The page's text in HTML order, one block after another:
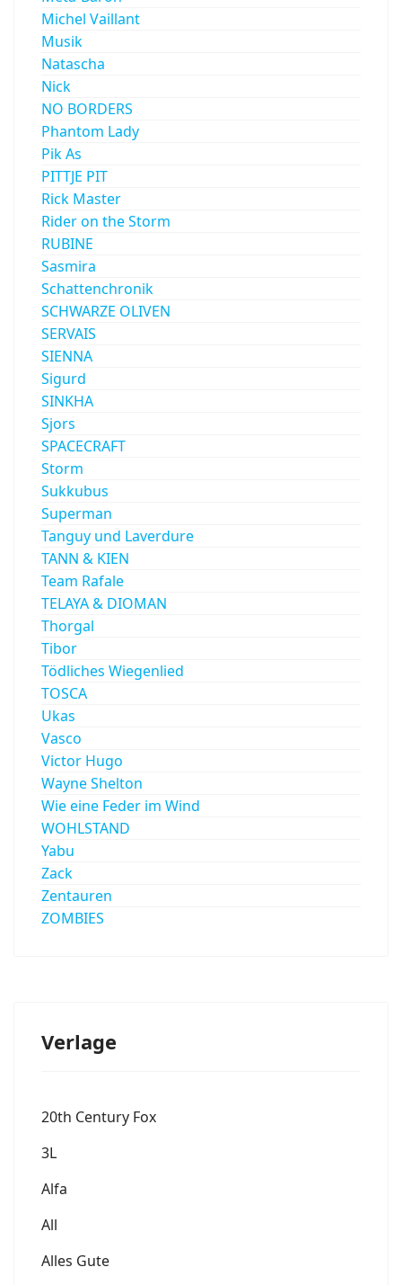
Michel Vaillant
Musik
Natascha
Nick
NO BORDERS
Phantom Lady
Pik As
PITTJE PIT
Rick Master
Rider on the Storm
RUBINE
Sasmira
Schattenchronik
SCHWARZE OLIVEN
SERVAIS
SIENNA
Sigurd
SINKHA
Sjors
SPACECRAFT
Storm
Sukkubus
Superman
Tanguy und Laverdure
TANN & KIEN
Team Rafale
TELAYA & DIOMAN
Thorgal
Tibor
Tödliches Wiegenlied
TOSCA
Ukas
Vasco
Victor Hugo
Wayne Shelton
Wie eine Feder im Wind
WOHLSTAND
Yabu
Zack
Zentauren
ZOMBIES
Verlage
20th Century Fox
3L
Alfa
All
Alles Gute